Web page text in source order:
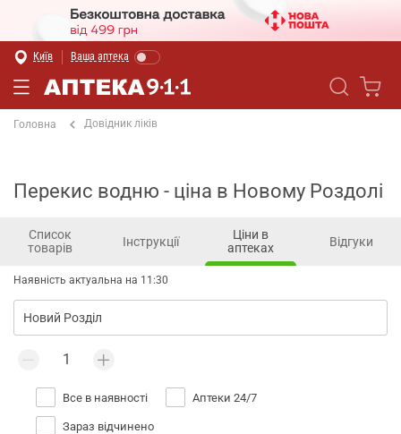
Київ Ваша аптека
Головна Довідник ліків
Перекис водню - ціна в Новому Роздолі
Список
товарів
Інструкції
Ціни в
аптеках
Відгуки
Наявність актуальна на 11:30
Все в наявності Аптеки 24/7
Зараз відчинено